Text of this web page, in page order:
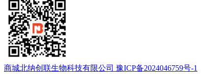
商城北纳创联生物科技有限公司 豫ICP备2024046759号-1